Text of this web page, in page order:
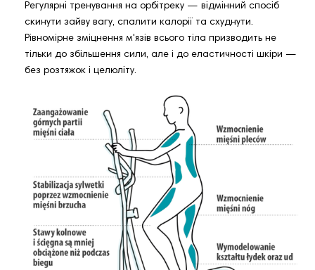
Регулярні тренування на орбітреку — відмінний спосіб
скинути зайву вагу, спалити калорії та схуднути.
Рівномірне зміцнення м'язів всього тіла призводить не
тільки до збільшення сили, але і до еластичності шкіри —
без розтяжок і целюліту.